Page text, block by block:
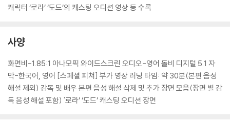
캐릭터 ‘로라’ ‘도드’의 캐스팅 오디션 영상 등 수록
사양
화면비-1.85:1 아나모픽 와이드스크린 오디오-영어 돌비 디지털 5.1 자
막-한국어, 영어 [스페셜 피쳐] 부가 영상 러닝 타임: 약 30분(본편 음성
해설 제외) 감독 및 배우 본편 음성 해설 삭제 및 추가 장면 모음(장면 별 감
독 음성 해설 포함) '로라’ ‘도드’ 캐스팅 오디션 장면